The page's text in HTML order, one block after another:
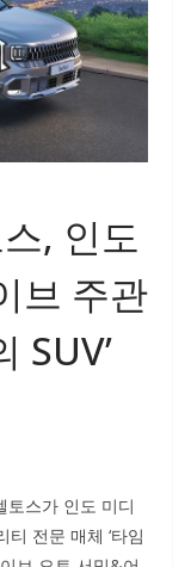
, 인도
브 주관
SUV’
스가 인도 미디
전문 매체 ‘타임